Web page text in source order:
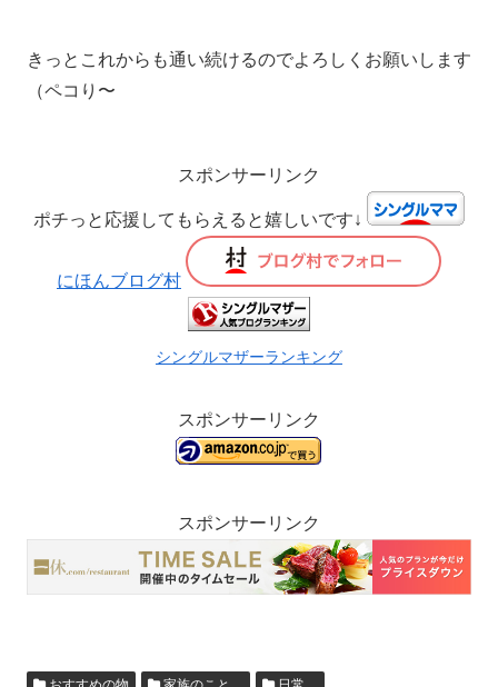
きっとこれからも通い続けるのでよろしくお願いします
（ペコり〜
スポンサーリンク
ポチっと応援してもらえると嬉しいです↓
にほんブログ村
シングルマザーランキング
スポンサーリンク
スポンサーリンク